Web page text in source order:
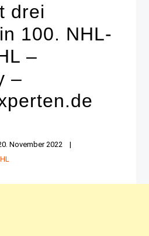
drei
100. NHL-
–
–
November 2022